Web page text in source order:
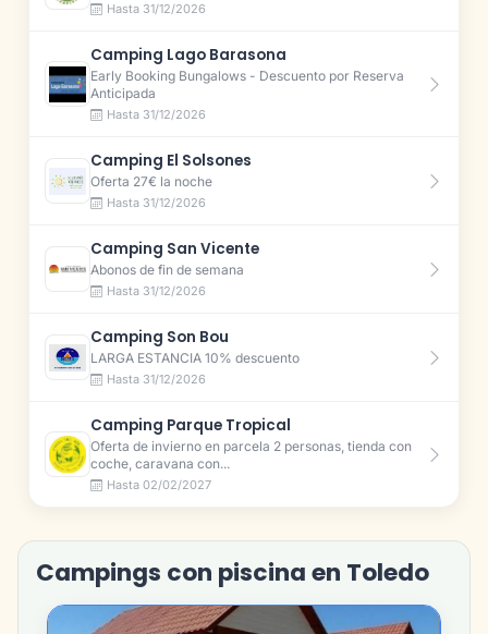
Hasta 31/12/2026
Camping Lago Barasona
Early Booking Bungalows - Descuento por Reserva
Anticipada
Hasta 31/12/2026
Camping El Solsones
Oferta 27€ la noche
Hasta 31/12/2026
Camping San Vicente
Abonos de fin de semana
Hasta 31/12/2026
Camping Son Bou
LARGA ESTANCIA 10% descuento
Hasta 31/12/2026
Camping Parque Tropical
Oferta de invierno en parcela 2 personas, tienda con
coche, caravana con...
Hasta 02/02/2027
Campings con piscina en Toledo